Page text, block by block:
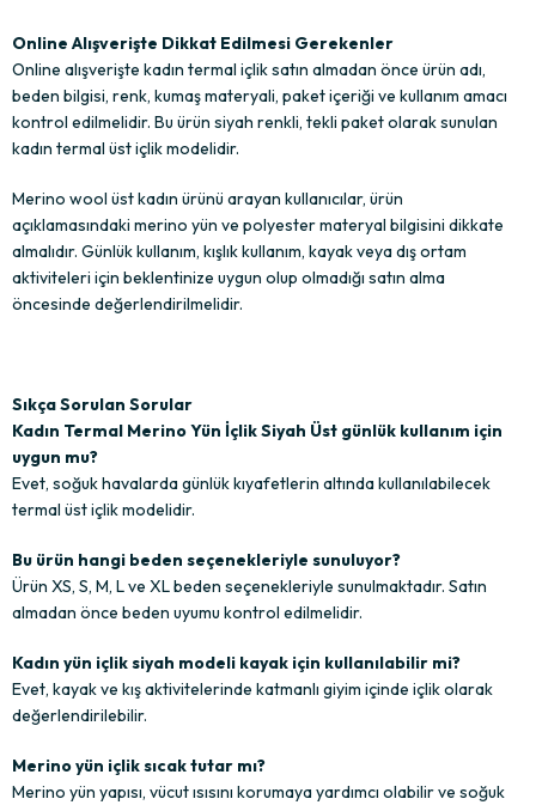
Online Alışverişte Dikkat Edilmesi Gerekenler
Online alışverişte kadın termal içlik satın almadan önce ürün adı,
beden bilgisi, renk, kumaş materyali, paket içeriği ve kullanım amacı
kontrol edilmelidir. Bu ürün siyah renkli, tekli paket olarak sunulan
kadın termal üst içlik modelidir.
Merino wool üst kadın ürünü arayan kullanıcılar, ürün
açıklamasındaki merino yün ve polyester materyal bilgisini dikkate
almalıdır. Günlük kullanım, kışlık kullanım, kayak veya dış ortam
aktiviteleri için beklentinize uygun olup olmadığı satın alma
öncesinde değerlendirilmelidir.
Sıkça Sorulan Sorular
Kadın Termal Merino Yün İçlik Siyah Üst günlük kullanım için
uygun mu?
Evet, soğuk havalarda günlük kıyafetlerin altında kullanılabilecek
termal üst içlik modelidir.
Bu ürün hangi beden seçenekleriyle sunuluyor?
Ürün XS, S, M, L ve XL beden seçenekleriyle sunulmaktadır. Satın
almadan önce beden uyumu kontrol edilmelidir.
Kadın yün içlik siyah modeli kayak için kullanılabilir mi?
Evet, kayak ve kış aktivitelerinde katmanlı giyim içinde içlik olarak
değerlendirilebilir.
Merino yün içlik sıcak tutar mı?
Merino yün yapısı, vücut ısısını korumaya yardımcı olabilir ve soğuk